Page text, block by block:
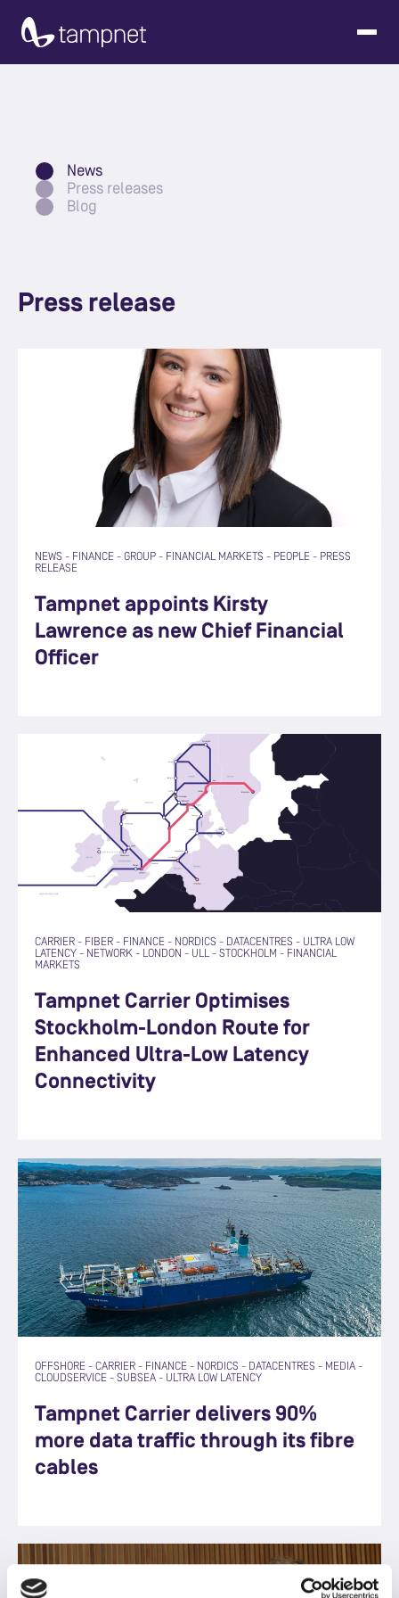
News
Press releases
Blog
Press release
NEWS - FINANCE - GROUP - FINANCIAL MARKETS - PEOPLE - PRESS
RELEASE
Tampnet appoints Kirsty
Lawrence as new Chief Financial
Officer
CARRIER - FIBER - FINANCE - NORDICS - DATACENTRES - ULTRA LOW
LATENCY - NETWORK - LONDON - ULL - STOCKHOLM - FINANCIAL
MARKETS
Tampnet Carrier Optimises
Stockholm-London Route for
Enhanced Ultra-Low Latency
Connectivity
OFFSHORE - CARRIER - FINANCE - NORDICS - DATACENTRES - MEDIA -
CLOUDSERVICE - SUBSEA - ULTRA LOW LATENCY
Tampnet Carrier delivers 90%
more data traffic through its fibre
cables